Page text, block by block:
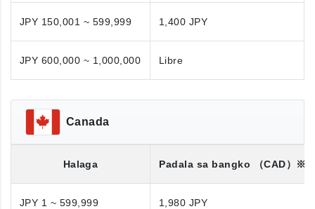
JPY 150,001 ~ 599,999 1,400 JPY
JPY 600,000 ~ 1,000,000 Libre
Canada
Halaga Padala sa bangko （CAD）※
JPY 1 ~ 599,999 1,980 JPY